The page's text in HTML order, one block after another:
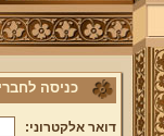
כניסה
דואר אלקטרוני: